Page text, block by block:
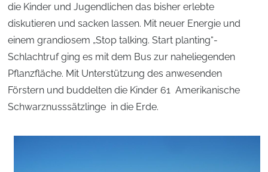
die Kinder und Jugendlichen das bisher erlebte
diskutieren und sacken lassen. Mit neuer Energie und
einem grandiosem „Stop talking. Start planting“-
Schlachtruf ging es mit dem Bus zur naheliegenden
Pflanzfläche. Mit Unterstützung des anwesenden
Förstern und buddelten die Kinder 61 Amerikanische
Schwarznusssätzlinge in die Erde.